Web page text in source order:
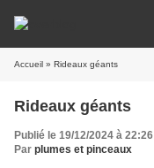
Accueil » Rideaux géants
Rideaux géants
Publié le 19/12/2024 à 22:26
Par plumes et pinceaux